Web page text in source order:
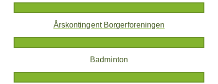
Årskontingent Borgerforeningen
Badminton